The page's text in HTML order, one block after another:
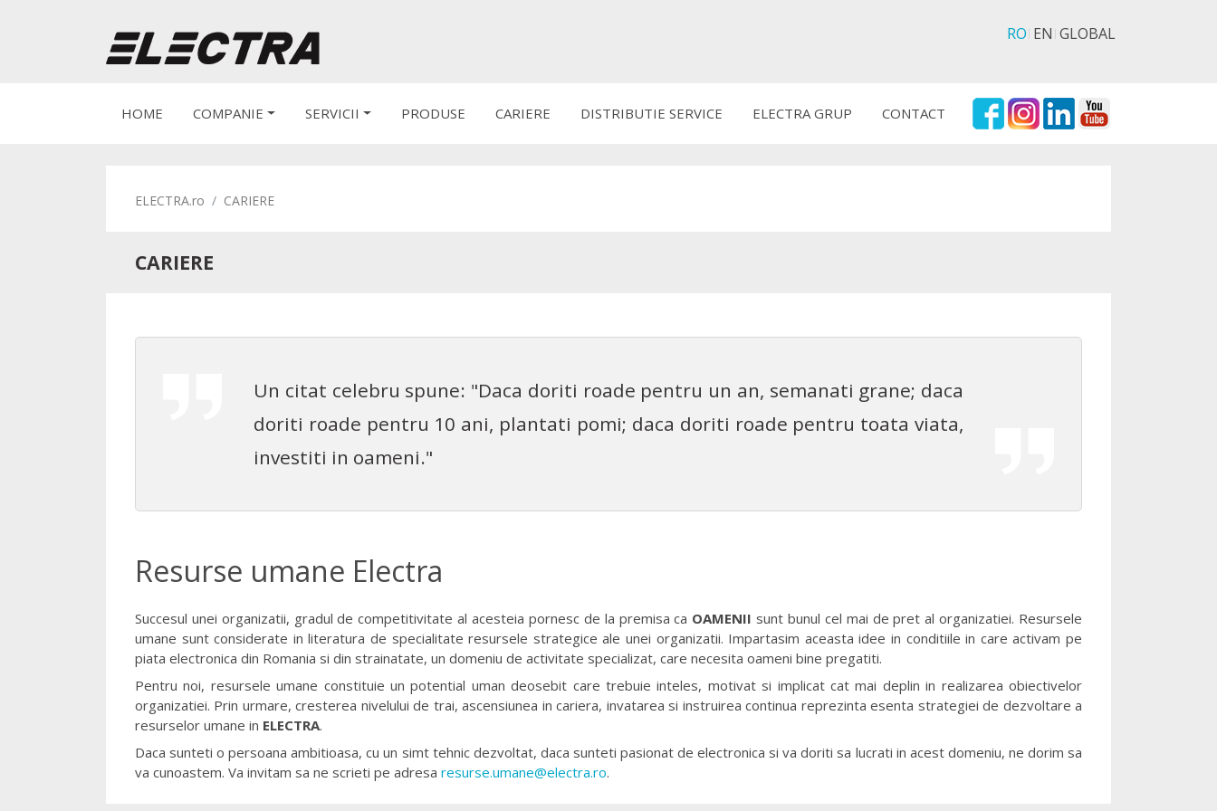
RO EN GLOBAL
HOME COMPANIE SERVICII PRODUSE CARIERE DISTRIBUTIE SERVICE ELECTRA GRUP CONTACT
ELECTRA.ro CARIERE
CARIERE
Un citat celebru spune: "Daca doriti roade pentru un an, semanati grane; daca
doriti roade pentru 10 ani, plantati pomi; daca doriti roade pentru toata viata,
investiti in oameni."
Resurse umane Electra
Succesul unei organizatii, gradul de competitivitate al acesteia pornesc de la premisa ca OAMENII sunt bunul cel mai de pret al organizatiei. Resursele
umane sunt considerate in literatura de specialitate resursele strategice ale unei organizatii. Impartasim aceasta idee in conditiile in care activam pe
piata electronica din Romania si din strainatate, un domeniu de activitate specializat, care necesita oameni bine pregatiti.
Pentru noi, resursele umane constituie un potential uman deosebit care trebuie inteles, motivat si implicat cat mai deplin in realizarea obiectivelor
organizatiei. Prin urmare, cresterea nivelului de trai, ascensiunea in cariera, invatarea si instruirea continua reprezinta esenta strategiei de dezvoltare a
resurselor umane in ELECTRA.
Daca sunteti o persoana ambitioasa, cu un simt tehnic dezvoltat, daca sunteti pasionat de electronica si va doriti sa lucrati in acest domeniu, ne dorim sa
va cunoastem. Va invitam sa ne scrieti pe adresa resurse.umane@electra.ro.